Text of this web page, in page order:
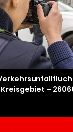
Kreisgebiet –